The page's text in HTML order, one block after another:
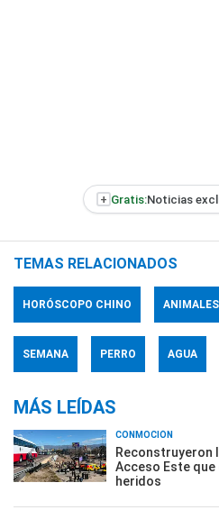
+ Gratis:Noticias
TEMAS RELACIONADOS
HORÓSCOPO CHINO ANIMALES
SEMANA PERRO AGUA
MÁS LEÍDAS
CONMOCIÓN
Reconstruyeron
Acceso Este que
heridos